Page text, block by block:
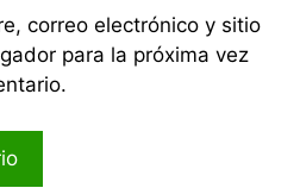
correo electrónico y sitio
para la próxima vez